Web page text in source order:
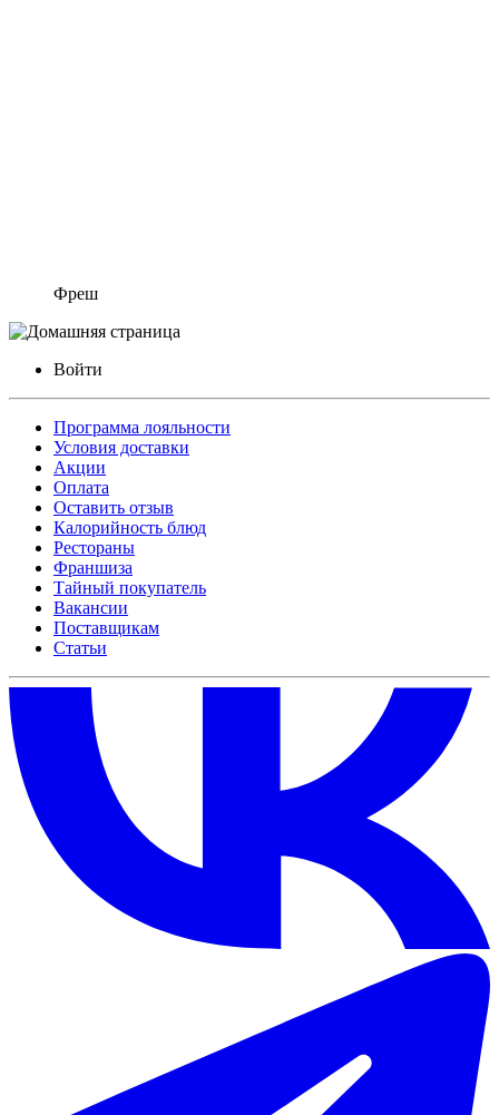
Фреш
Войти
Программа лояльности
Условия доставки
Акции
Оплата
Оставить отзыв
Калорийность блюд
Рестораны
Франшиза
Тайный покупатель
Вакансии
Поставщикам
Статьи